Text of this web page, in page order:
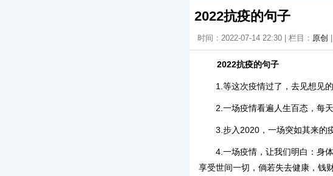
2022抗疫的句子
时间：2022-07-14 22:30 | 栏目： 原创
2022抗疫的句子
1.等这次疫情过了，去见想见
2.一场疫情看遍人生百态，每
3.步入2020，一场突如其来的
4.一场疫情，让我们明白：身
享受世间一切，倘若失去健康，钱